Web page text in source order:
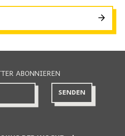
ABONNIEREN